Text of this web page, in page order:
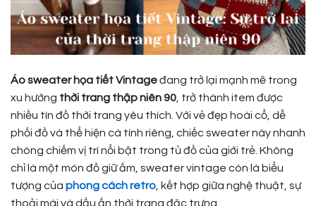
Áo sweater họa tiết Vintageđang trở lại mạnh mẽ trong
xu hướng thời trang thập niên 90, trở thành item được
nhiều tín đồ thời trang yêu thích. Với vẻ đẹp hoài cổ, dễ
phối đồ và thể hiện cá tính riêng, chiếc sweater này nhanh
chóng chiếm vị trí nổi bật trong tủ đồ của giới trẻ. Không
chỉ là một món đồ giữ ấm, sweater vintage còn là biểu
tượng của phong cách retro, kết hợp giữa nghệ thuật, sự
thoải mái và dấu ấn thời trang đặc trưng.